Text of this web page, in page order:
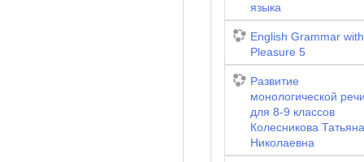
языка
English Grammar with
Pleasure 5
Развитие
монологической
для 8-9 классов
Колесникова Татьяна
Николаевна